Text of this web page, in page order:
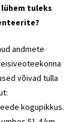
tuleks
andmete
võivad tulla
kogupikkus.